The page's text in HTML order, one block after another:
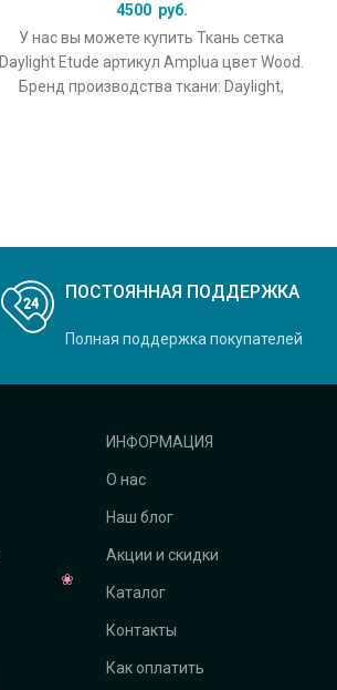
4500 руб.
У нас вы можете купить Ткань сетка
Daylight Etude артикул Amplua цвет Wood.
Бренд производства ткани: Daylight,
ПОСТОЯННАЯ ПОДДЕРЖКА
Полная поддержка покупателей
ИНФОРМАЦИЯ
О нас
Наш блог
Акции и скидки
Каталог
Контакты
Как оплатить